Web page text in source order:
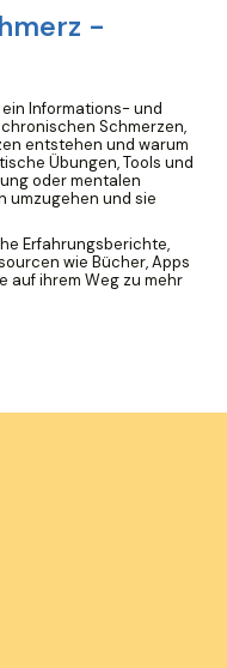
-
Informations- und
Schmerzen,
entstehen und warum
Übungen, Tools und
oder mentalen
umzugehen und sie
Erfahrungsberichte,
wie Bücher, Apps
auf ihrem Weg zu mehr